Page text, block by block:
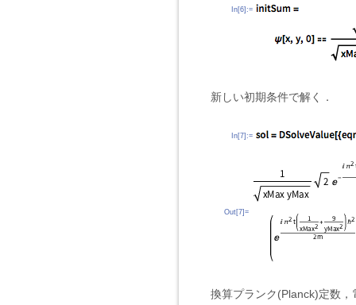
In[6]:=
新しい初期条件で解く．
In[7]:=
Out[7]=
換算プランク(Planck)定数